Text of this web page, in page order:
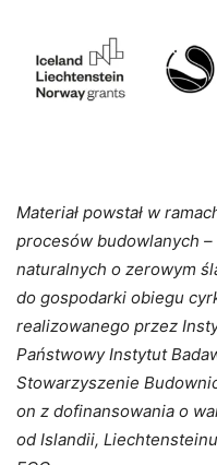
Materiał powstał w
procesów budowlanych
naturalnych o zerowym
do gospodarki obiegu
realizowanego przez
Państwowy Instytut
Stowarzyszenie
on z dofinansowania o
od Islandii,